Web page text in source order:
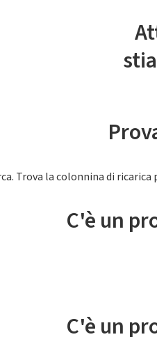
Trova la colonnina di
C'è un
C'è un